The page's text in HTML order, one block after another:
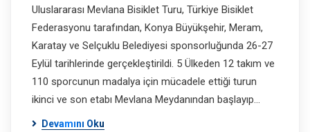
Uluslararası Mevlana Bisiklet Turu, Türkiye Bisiklet
Federasyonu tarafından, Konya Büyükşehir, Meram,
Karatay ve Selçuklu Belediyesi sponsorluğunda 26-27
Eylül tarihlerinde gerçekleştirildi. 5 Ülkeden 12 takım ve
110 sporcunun madalya için mücadele ettiği turun
ikinci ve son etabı Mevlana Meydanından başlayıp…
Devamını Oku